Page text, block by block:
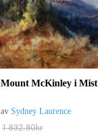
Mount McKinley i Mist
av Sydney Laurence
1 832.80kr